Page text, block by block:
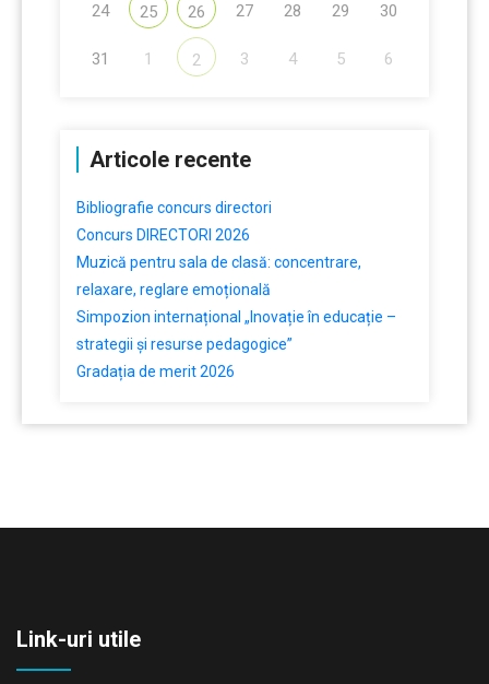
24 25 26 27 28 29 30
31 1 2 3 4 5 6
Articole recente
Bibliografie concurs directori
Concurs DIRECTORI 2026
Muzică pentru sala de clasă: concentrare,
relaxare, reglare emoțională
Simpozion internațional „Inovație în educație –
strategii și resurse pedagogice”
Gradația de merit 2026
Link-uri utile